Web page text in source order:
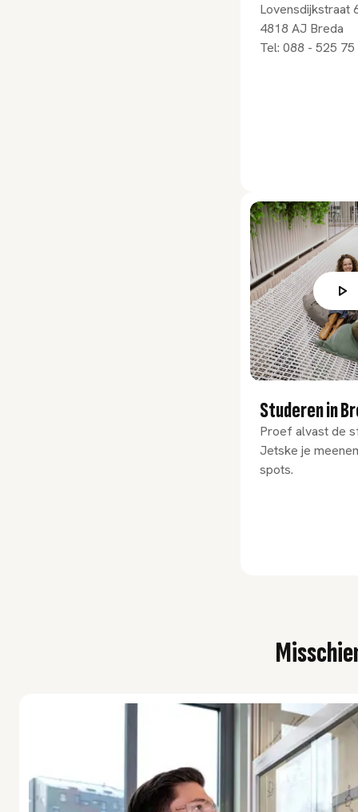
Lovensdijkstraat
4818 AJ Breda
Tel: 088 - 525 75
Studeren in
Proef alvast de
Jetske je
spots.